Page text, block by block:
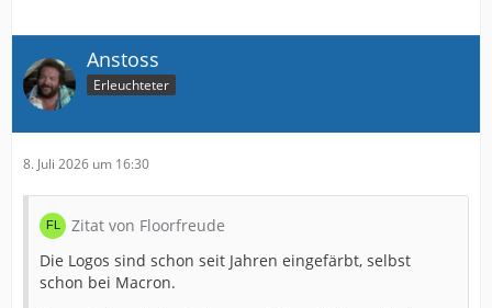
Anstoss
Erleuchteter
8. Juli 2026 um 16:30
Zitat von Floorfreude
Die Logos sind schon seit Jahren eingefärbt, selbst
schon bei Macron.